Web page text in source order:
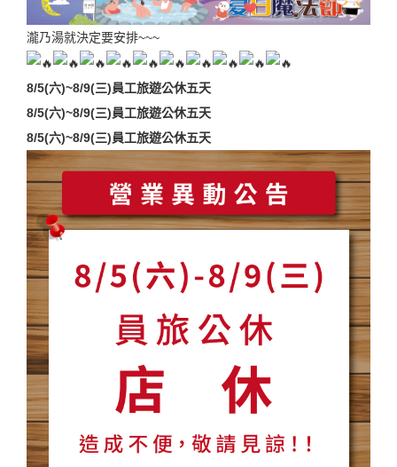
瀧乃湯就決定要安排~~~
8/5(六)~8/9(三)員工旅遊公休五天
8/5(六)~8/9(三)員工旅遊公休五天
8/5(六)~8/9(三)員工旅遊公休五天